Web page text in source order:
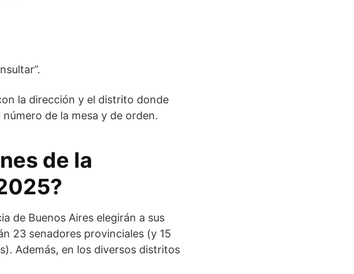
la dirección y el distrito donde
de la mesa y de orden.
de la
de Buenos Aires elegirán a sus
23 senadores provinciales (y 15
Además, en los diversos distritos